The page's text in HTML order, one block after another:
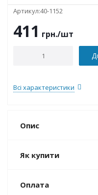
Артикул:40-1152
411 грн./шт
Всі характеристики
Опис
Як купити
Оплата